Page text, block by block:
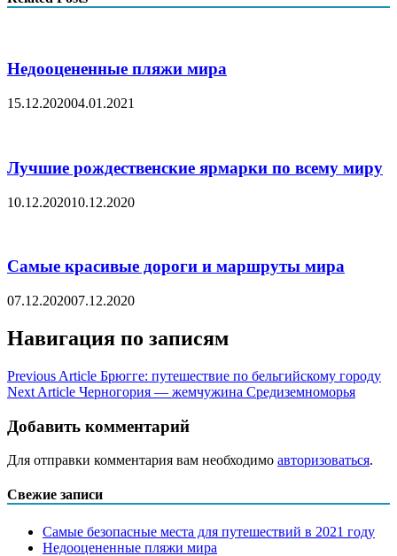
Недооцененные пляжи мира
15.12.202004.01.2021
Лучшие рождественские ярмарки по всему миру
10.12.202010.12.2020
Самые красивые дороги и маршруты мира
07.12.202007.12.2020
Навигация по записям
Previous Article Брюгге: путешествие по бельгийскому городу
Next Article Черногория — жемчужина Средиземноморья
Добавить комментарий
Для отправки комментария вам необходимо авторизоваться.
Свежие записи
Самые безопасные места для путешествий в 2021 году
Недооцененные пляжи мира